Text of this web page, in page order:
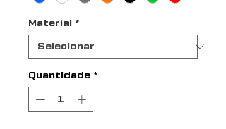
Material *
Quantidade *